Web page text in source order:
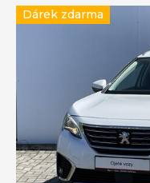
Dárek zdarma